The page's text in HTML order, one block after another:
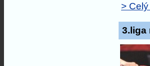
>
3.liga